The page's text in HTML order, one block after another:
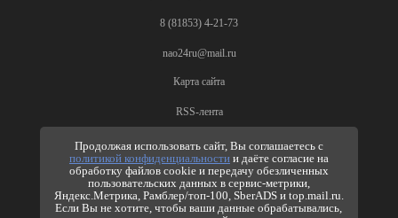
Продолжая использовать сайт, Вы соглашаетесь с
политикой конфиденциальностии даёте согласие на
обработку файлов cookie и передачу обезличенных
пользовательских данных в сервис-метрики,
Яндекс.Метрика, Рамблер/топ-100, SberADS и top.mail.ru.
Если Вы не хотите, чтобы ваши данные обрабатывались,
8 (81853) 4-21-73
nao24ru@mail.ru
Карта сайта
RSS-лента
ПО ВОПРОСАМ РЕКЛАМЫ
8 (81853) 4-63-61
nao24ru@mail.ru
info@nao24.ru